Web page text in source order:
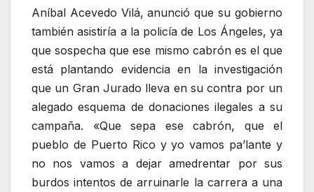
Aníbal Acevedo Vilá, anunció que su gobierno
también asistiría a la policía de Los Ángeles, ya
que sospecha que ese mismo cabrón es el que
está plantando evidencia en la investigación
que un Gran Jurado lleva en su contra por un
alegado esquema de donaciones ilegales a su
campaña. «Que sepa ese cabrón, que el
pueblo de Puerto Rico y yo vamos pa’lante y
no nos vamos a dejar amedrentar por sus
burdos intentos de arruinarle la carrera a una